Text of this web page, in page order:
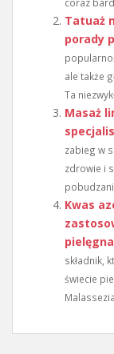
coraz
Tatuaż
porady
ale także
Ta
Masaż
zabieg w
zdrowie i
Kwas
składnik,
świecie